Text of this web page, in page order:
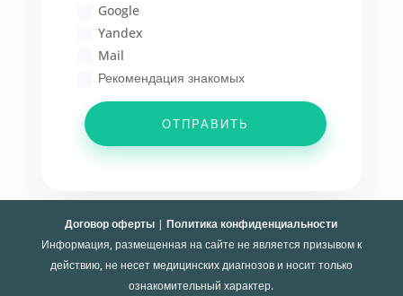
Google
Yandex
Mail
Рекомендация знакомых
ОТПРАВИТЬ
Договор оферты |Политика конфиденциальности
Информация, размещенная на сайте не является призывом к
действию, не несет медицинских диагнозов и носит только
ознакомительный характер.